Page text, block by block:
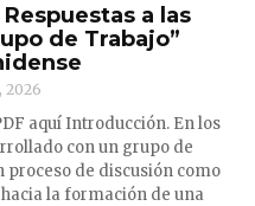
a las
de Trabajo”
2026
aquí Introducción. En los
con un grupo de
de discusión como
la formación de una